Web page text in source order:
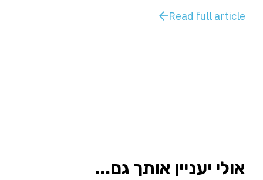
Read full article
אולי יעניין אותך גם...